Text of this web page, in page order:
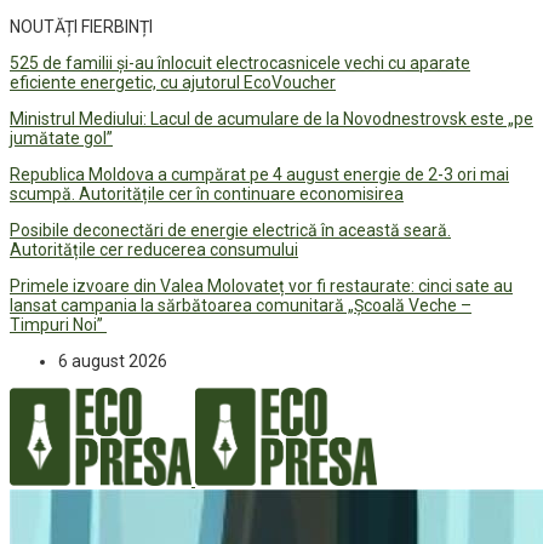
NOUTĂȚI FIERBINȚI
525 de familii și-au înlocuit electrocasnicele vechi cu aparate
eficiente energetic, cu ajutorul EcoVoucher
Ministrul Mediului: Lacul de acumulare de la Novodnestrovsk este „pe
jumătate gol”
Republica Moldova a cumpărat pe 4 august energie de 2-3 ori mai
scumpă. Autoritățile cer în continuare economisirea
Posibile deconectări de energie electrică în această seară.
Autoritățile cer reducerea consumului
Primele izvoare din Valea Molovateț vor fi restaurate: cinci sate au
lansat campania la sărbătoarea comunitară „Școală Veche –
Timpuri Noi”
6 august 2026